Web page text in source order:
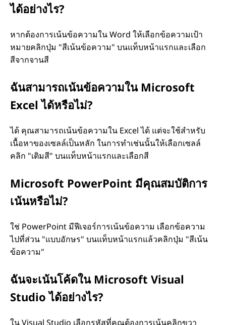
ซ
ฟ
ข
M
ได้อย่างไร?
หากต้องการเน้นข้อความใน Word ให้เลือกข้อความเป้า
หมายคลิกปุ่ม "สีเน้นข้อความ" บนแท็บหน้าแรกและเลือก
สีจากจานสี
ฉันสามารถเน้นข้อความใน Microsoft
Excel ได้หรือไม่?
ได้ คุณสามารถเน้นข้อความใน Excel ได้ แต่จะใช้สําหรับ
เนื้อหาของเซลล์เป็นหลัก ในการทําเช่นนั้นให้เลือกเซลล์
คลิก "เติมสี" บนแท็บหน้าแรกและเลือกสี
Microsoft PowerPoint มีคุณสมบัติการ
เน้นหรือไม่?
ใช่ PowerPoint มีฟีเจอร์การเน้นข้อความ เลือกข้อความ
ไปที่ส่วน "แบบอักษร" บนแท็บหน้าแรกแล้วคลิกปุ่ม "สีเน้น
ข้อความ"
ฉันจะเน้นโค้ดใน Microsoft Visual
Studio ได้อย่างไร?
ใน Visual Studio เลือกรหัสที่คุณต้องการเน้นคลิกขวา